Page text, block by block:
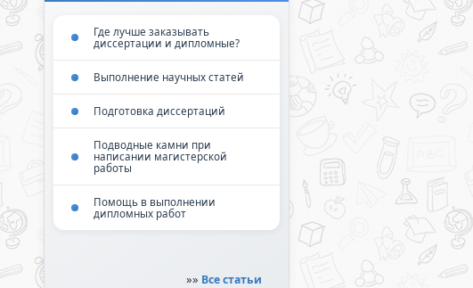
Где лучше заказывать
диссертации и дипломные?
Выполнение научных статей
Подготовка диссертаций
Подводные камни при
написании магистерской
работы
Помощь в выполнении
дипломных работ
»» Все статьи